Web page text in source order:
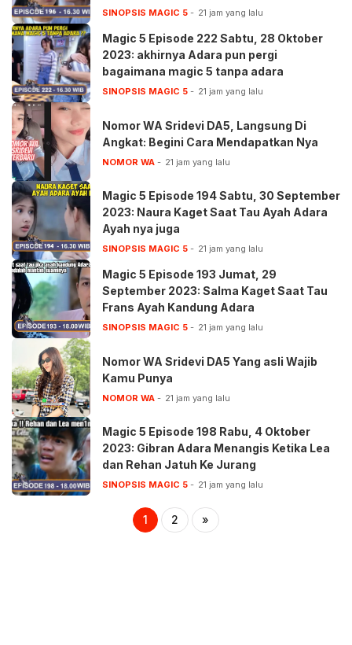
SINOPSIS MAGIC 5 21 jam yang lalu
Magic 5 Episode 222 Sabtu, 28 Oktober
2023: akhirnya Adara pun pergi
bagaimana magic 5 tanpa adara
SINOPSIS MAGIC 5 21 jam yang lalu
Nomor WA Sridevi DA5, Langsung Di
Angkat: Begini Cara Mendapatkan Nya
NOMOR WA 21 jam yang lalu
Magic 5 Episode 194 Sabtu, 30 September
2023: Naura Kaget Saat Tau Ayah Adara
Ayah nya juga
SINOPSIS MAGIC 5 21 jam yang lalu
Magic 5 Episode 193 Jumat, 29
September 2023: Salma Kaget Saat Tau
Frans Ayah Kandung Adara
SINOPSIS MAGIC 5 21 jam yang lalu
Nomor WA Sridevi DA5 Yang asli Wajib
Kamu Punya
NOMOR WA 21 jam yang lalu
Magic 5 Episode 198 Rabu, 4 Oktober
2023: Gibran Adara Menangis Ketika Lea
dan Rehan Jatuh Ke Jurang
SINOPSIS MAGIC 5 21 jam yang lalu
1 2 »